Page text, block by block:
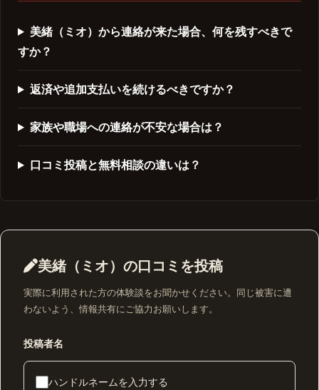
美緒（ミオ）から連絡が来た場合、何を残すべきで
すか？
返済や追加支払いを続けるべきですか？
家族や職場への連絡が不安な場合は？
口コミ投稿と無料相談の違いは？
美緒（ミオ）の口コミを投稿
実際に利用された方の体験談をお聞かせください。同じ被害に遭
わないよう、情報共有にご協力お願いします。
投稿者名
ハンドルネームを入力する